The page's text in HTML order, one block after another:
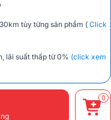
tùy từng sản phẩm (Click
lãi suất thấp từ 0% (click xem
0